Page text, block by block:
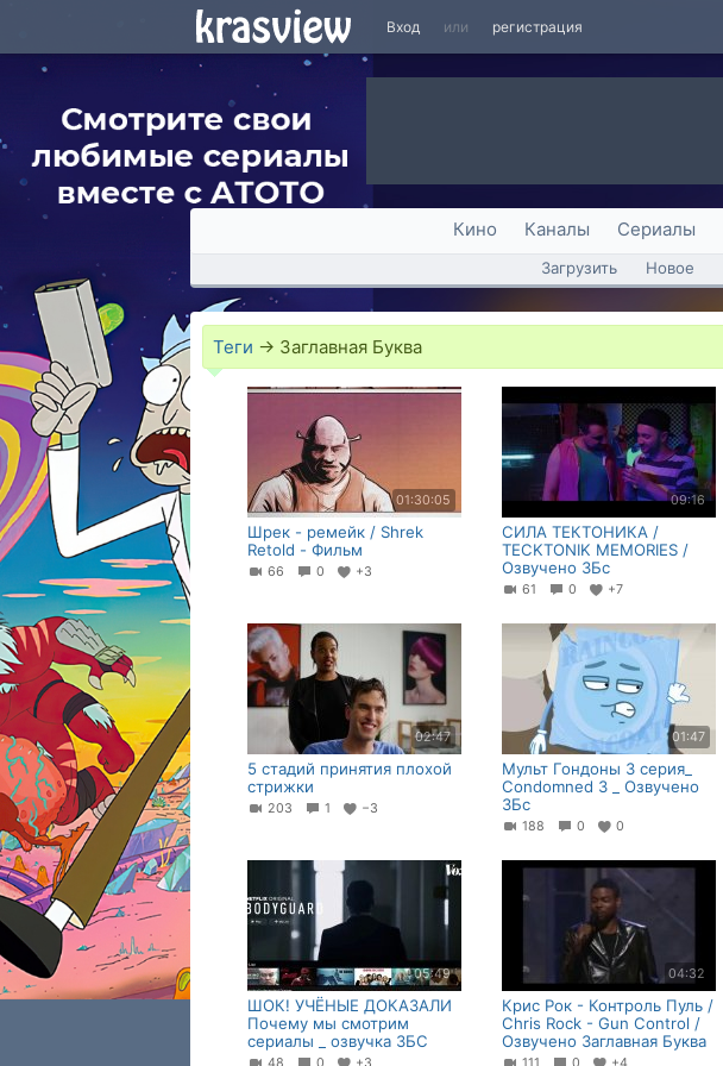
Вход или регистрация
Кино Каналы Сериалы
Загрузить Новое
Теги → Заглавная Буква
01:30:05
Шрек - ремейк / Shrek
Retold - Фильм
66 0 +3
09:16
СИЛА ТЕКТОНИКА /
TECKTONIK MEMORIES /
Озвучено ЗБс
61 0 +7
02:47
5 стадий принятия плохой
стрижки
203 1 −3
01:47
Мульт Гондоны 3 серия_
Condomned 3 _ Озвучено
ЗБс
188 0 0
05:49
ШОК! УЧЁНЫЕ ДОКАЗАЛИ
Почему мы смотрим
сериалы _ озвучка ЗБС
04:32
Крис Рок - Контроль Пуль /
Chris Rock - Gun Control /
Озвучено Заглавная Буква